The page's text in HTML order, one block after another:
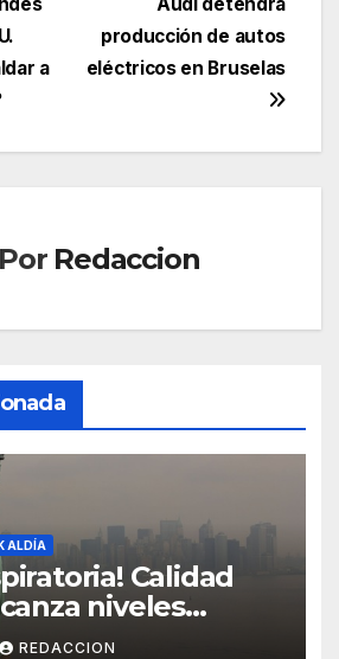
Audi detendrá
producción de autos
eléctricos en Bruselas
a
Por Redaccion
ALDÍA
Calidad
niveles
en NYC
REDACCION